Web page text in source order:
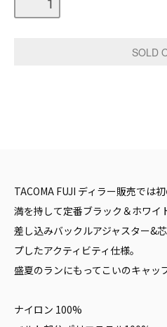
TACOMA FUJI ディラー販売では初
満を持して定番ブラック＆ホワイ
差し込みバックルアジャスター&
プしたアクティビティ仕様。
盛夏のランにもってこいのキャップ
ナイロン 100%